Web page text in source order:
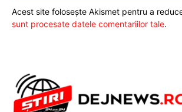
Acest site folosește Akismet pentru a
sunt procesate datele comentariilor tale.